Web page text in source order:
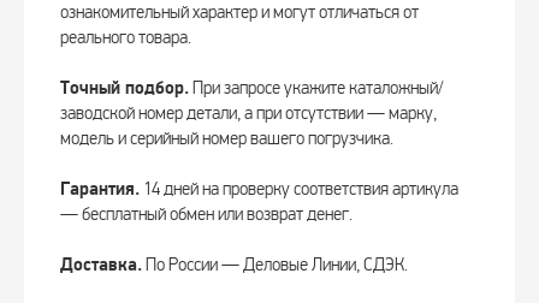
ознакомительный характер и могут отличаться от
реального товара.
Точный подбор.При запросе укажите каталожный/
заводской номер детали, а при отсутствии — марку,
модель и серийный номер вашего погрузчика.
Гарантия. 14 дней на проверку соответствия артикула
— бесплатный обмен или возврат денег.
Доставка.По России — Деловые Линии, СДЭК.